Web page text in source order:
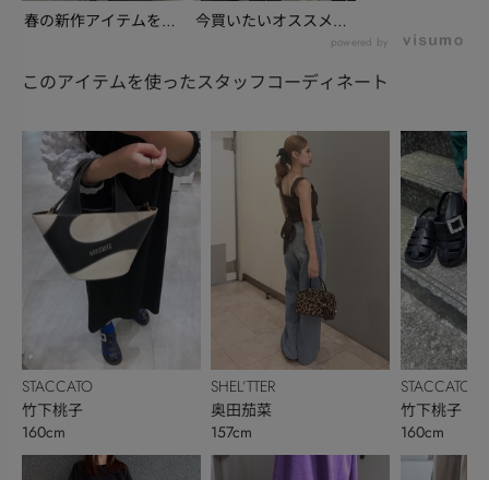
春の新作アイテムを、
今買いたいオススメ冬
アイテムから、春のpowered by
このアイテムを使ったスタッフコーディネート
STACCATO
竹下桃子
160cm
SHEL’TTER
奥田茄菜
157cm
STACCATO
竹下桃子
160cm